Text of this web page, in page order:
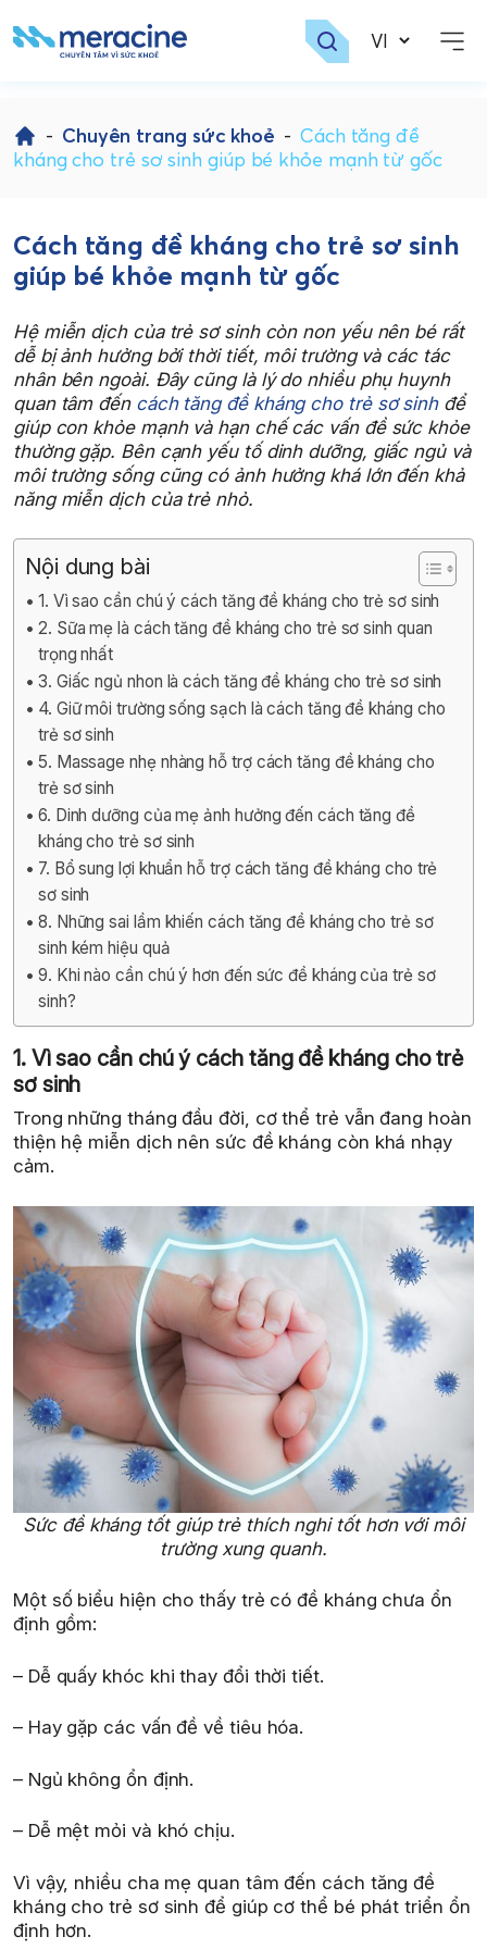
to
content
- Chuyên trang sức khoẻ - Cách tăng đề
kháng cho trẻ sơ sinh giúp bé khỏe mạnh từ gốc
Cách tăng đề kháng cho trẻ sơ sinh
giúp bé khỏe mạnh từ gốc
Hệ miễn dịch của trẻ sơ sinh còn non yếu nên bé rất
dễ bị ảnh hưởng bởi thời tiết, môi trường và các tác
nhân bên ngoài. Đây cũng là lý do nhiều phụ huynh
quan tâm đến cách tăng đề kháng cho trẻ sơ sinhđể
giúp con khỏe mạnh và hạn chế các vấn đề sức khỏe
thường gặp. Bên cạnh yếu tố dinh dưỡng, giấc ngủ và
môi trường sống cũng có ảnh hưởng khá lớn đến khả
năng miễn dịch của trẻ nhỏ.
Nội dung bài
1. Vì sao cần chú ý cách tăng đề kháng cho trẻ sơ sinh
2. Sữa mẹ là cách tăng đề kháng cho trẻ sơ sinh quan
trọng nhất
3. Giấc ngủ nhon là cách tăng đề kháng cho trẻ sơ sinh
4. Giữ môi trường sống sạch là cách tăng đề kháng cho
trẻ sơ sinh
5. Massage nhẹ nhàng hỗ trợ cách tăng đề kháng cho
trẻ sơ sinh
6. Dinh dưỡng của mẹ ảnh hưởng đến cách tăng đề
kháng cho trẻ sơ sinh
7. Bổ sung lợi khuẩn hỗ trợ cách tăng đề kháng cho trẻ
sơ sinh
8. Những sai lầm khiến cách tăng đề kháng cho trẻ sơ
sinh kém hiệu quả
9. Khi nào cần chú ý hơn đến sức đề kháng của trẻ sơ
sinh?
1. Vì sao cần chú ý cách tăng đề kháng cho trẻ
sơ sinh
Trong những tháng đầu đời, cơ thể trẻ vẫn đang hoàn
thiện hệ miễn dịch nên sức đề kháng còn khá nhạy
cảm.
Sức đề kháng tốt giúp trẻ thích nghi tốt hơn với môi
trường xung quanh.
Một số biểu hiện cho thấy trẻ có đề kháng chưa ổn
định gồm:
– Dễ quấy khóc khi thay đổi thời tiết.
– Hay gặp các vấn đề về tiêu hóa.
– Ngủ không ổn định.
– Dễ mệt mỏi và khó chịu.
Vì vậy, nhiều cha mẹ quan tâm đến cách tăng đề
kháng cho trẻ sơ sinh để giúp cơ thể bé phát triển ổn
định hơn.